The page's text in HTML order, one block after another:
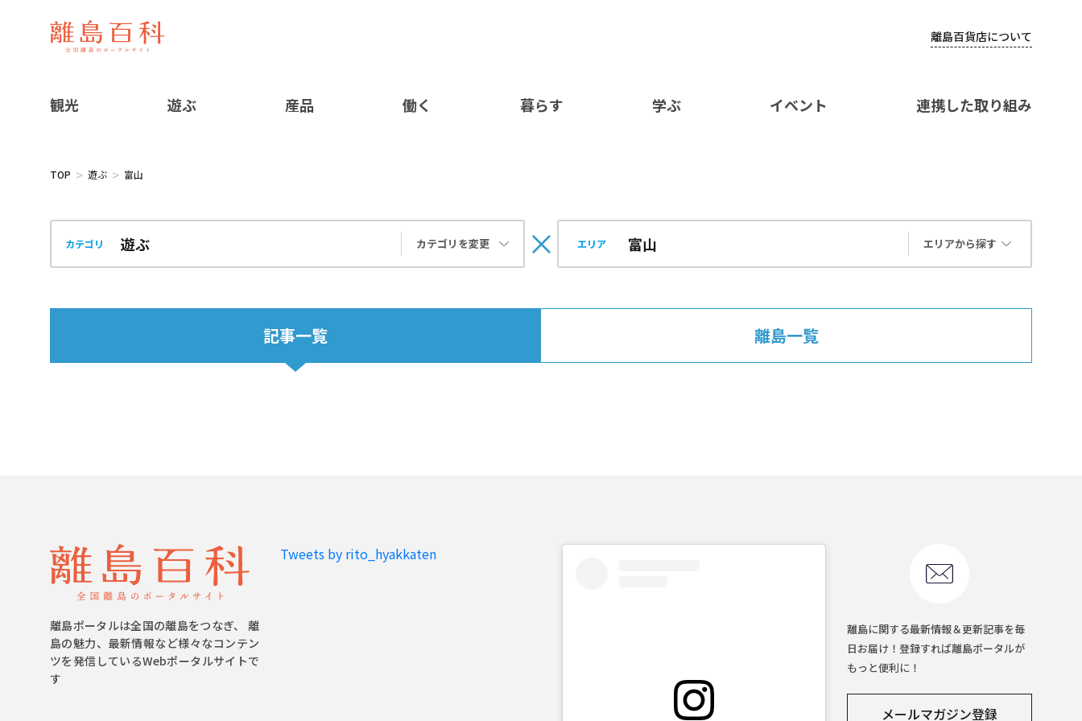
離島百貨店について
観光 遊ぶ 産品 働く 暮らす 学ぶ イベント 連携した取り組み
TOP 遊ぶ 富山
カテゴリ カテゴリを変更 エリア エリアから探す
記事一覧 離島一覧
離島ポータルは全国の離島をつなぎ、 離
島の魅力、最新情報など様々なコンテン
ツを発信しているWebポータルサイトで
す
Tweets by rito_hyakkaten
離島に関する最新情報＆更新記事を毎
日お届け！登録すれば離島ポータルが
もっと便利に！
メールマガジン登録